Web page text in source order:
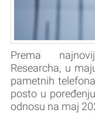
Prema
Researcha, u
pametnih
posto u
odnosu na maj